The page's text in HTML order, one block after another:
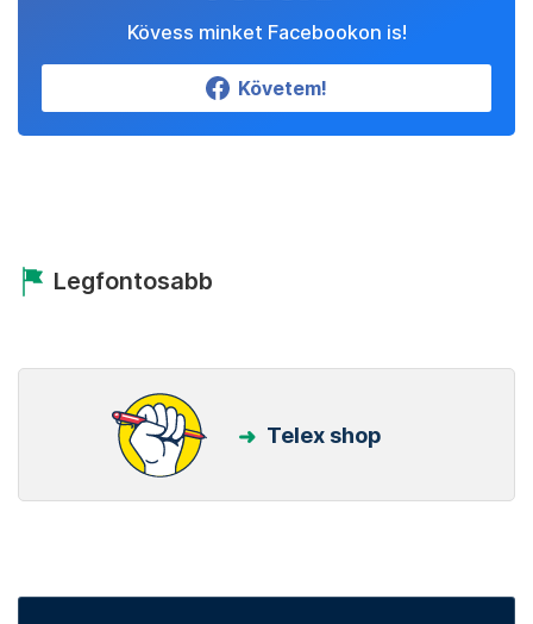
Kövess minket Facebookon is!
Követem!
Legfontosabb
Telex shop